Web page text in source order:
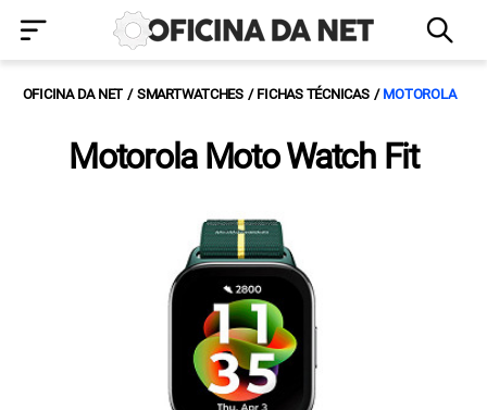
OFICINA DA NET SMARTWATCHES FICHAS TÉCNICAS MOTOROLA
Motorola Moto Watch Fit